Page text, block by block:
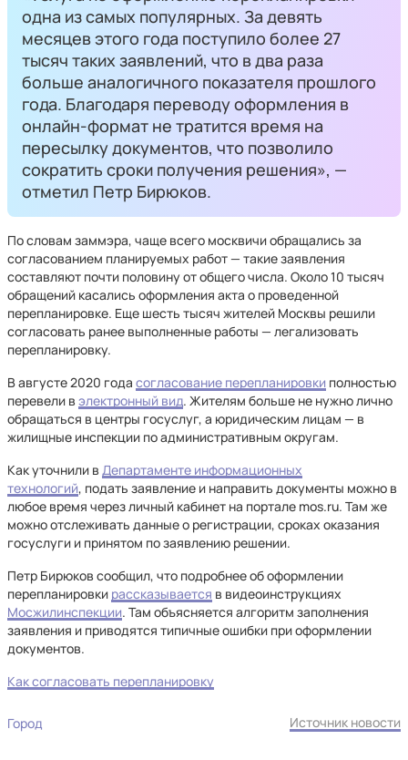
одна из самых популярных. За девять
месяцев этого года поступило более 27
тысяч таких заявлений, что в два раза
больше аналогичного показателя прошлого
года. Благодаря переводу оформления в
онлайн-формат не тратится время на
пересылку документов, что позволило
сократить сроки получения решения», —
отметил Петр Бирюков.
По словам заммэра, чаще всего москвичи обращались за
согласованием планируемых работ — такие заявления
составляют почти половину от общего числа. Около 10 тысяч
обращений касались оформления акта о проведенной
перепланировке. Еще шесть тысяч жителей Москвы решили
согласовать ранее выполненные работы — легализовать
перепланировку.
В августе 2020 года согласование перепланировки полностью
перевели в электронный вид. Жителям больше не нужно лично
обращаться в центры госуслуг, а юридическим лицам — в
жилищные инспекции по административным округам.
Как уточнили в Департаменте информационных
технологий, подать заявление и направить документы можно в
любое время через личный кабинет на портале mos.ru. Там же
можно отслеживать данные о регистрации, сроках оказания
госуслуги и принятом по заявлению решении.
Петр Бирюков сообщил, что подробнее об оформлении
перепланировки рассказывается в видеоинструкциях
Мосжилинспекции. Там объясняется алгоритм заполнения
заявления и приводятся типичные ошибки при оформлении
документов.
Как согласовать перепланировку
Город Источник новости